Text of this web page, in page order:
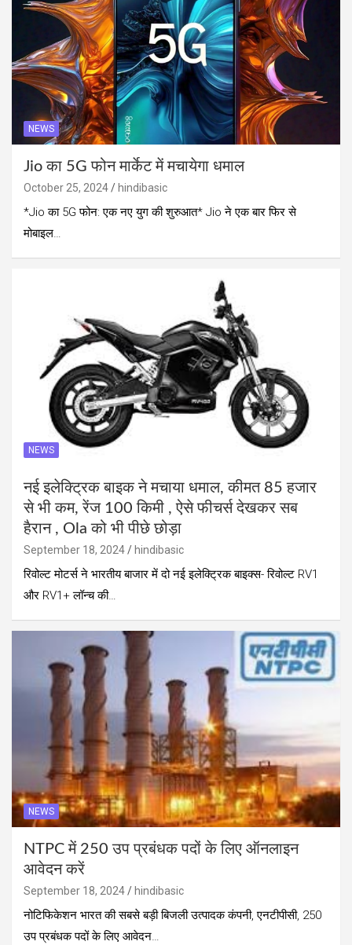
NEWS
Jio का 5G फोन मार्केट में मचायेगा धमाल
October 25, 2024 hindibasic
*Jio का 5G फोन: एक नए युग की शुरुआत* Jio ने एक बार फिर से
मोबाइल…
NEWS
नई इलेक्ट्रिक बाइक ने मचाया धमाल, कीमत 85 हजार
से भी कम, रेंज 100 किमी , ऐसे फीचर्स देखकर सब
हैरान , Ola को भी पीछे छोड़ा
September 18, 2024 hindibasic
रिवोल्ट मोटर्स ने भारतीय बाजार में दो नई इलेक्ट्रिक बाइक्स- रिवोल्ट RV1
और RV1+ लॉन्च की…
NEWS
NTPC में 250 उप प्रबंधक पदों के लिए ऑनलाइन
आवेदन करें
September 18, 2024 hindibasic
नोटिफिकेशन भारत की सबसे बड़ी बिजली उत्पादक कंपनी, एनटीपीसी, 250
उप प्रबंधक पदों के लिए आवेदन…